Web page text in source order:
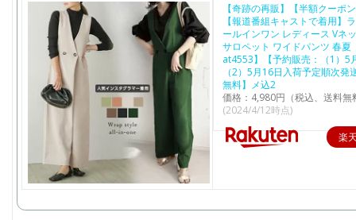
【奇跡の再販】【半額クーポ
【報道番組キャストで着用】
ールインワン レディース Vネ
サロペット ワイドパンツ 春夏
at4553】【予約販売：（1）5
（2）5月16日入荷予定順次発
無料】メ込2
価格：4,980円（税込、送料無
(2024/4/12時点)
楽